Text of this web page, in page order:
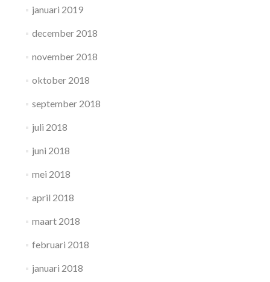
januari 2019
december 2018
november 2018
oktober 2018
september 2018
juli 2018
juni 2018
mei 2018
april 2018
maart 2018
februari 2018
januari 2018